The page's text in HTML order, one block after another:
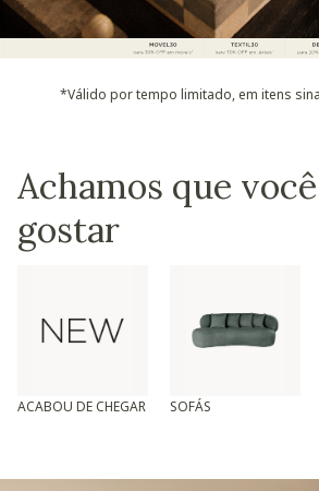
*Válido por tempo limitado, em itens
Achamos que
gostar
ACABOU DE CHEGAR SOFÁS